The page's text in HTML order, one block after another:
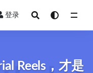
登录
Reels，才是